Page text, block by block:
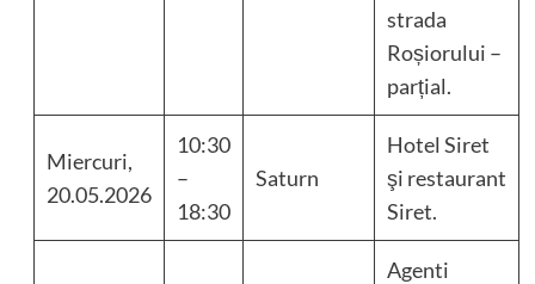
strada
Roșiorului –
parțial.
Miercuri,
20.05.2026
10:30
–
18:30
Saturn
Hotel Siret
şi restaurant
Siret.
Agenti